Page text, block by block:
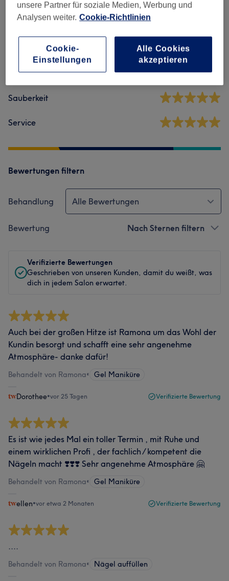
5,0 651 Bewertungen
Ambiente
Sauberkeit
Service
Bewertungen filtern
Behandlung Alle Bewertungen
Bewertung Nach Sternen filtern
Verifizierte Bewertungen
Geschrieben von unseren Kunden, damit du weißt, was
dich in jedem Salon erwartet.
Auch bei der großen Hitze ist Ramona um das Wohl der
Kundin besorgt und schafft eine sehr angenehme
Atmosphäre- danke dafür!
Behandelt von Ramona• Gel Maniküre
Dorothee•vor 25 Tagen Verifizierte Bewertung
Es ist wie jedes Mal ein toller Termin , mit Ruhe und
einem wirklichen Profi , der fachlich / kompetent die
Nägeln macht ❣️❣️❣️ Sehr angenehme Atmosphäre 🤗
Behandelt von Ramona• Gel Maniküre
ellen•vor etwa 2 Monaten Verifizierte Bewertung
....
Behandelt von Ramona• Nägel auffüllen
unsere Partner für soziale Medien, Werbung und
Analysen weiter. Cookie-Richtlinien
Cookie-
Einstellungen
Alle Cookies
akzeptieren